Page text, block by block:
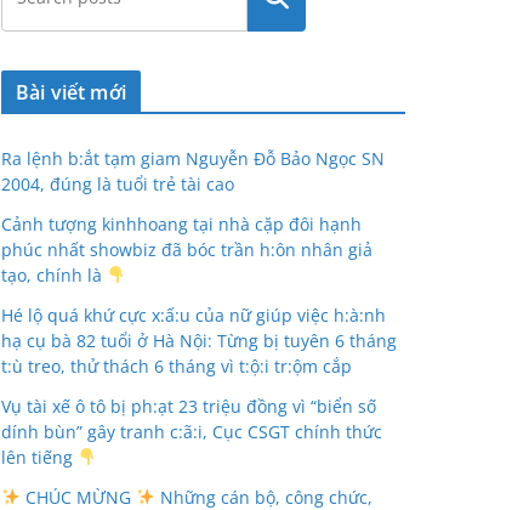
kiếm
Bài viết mới
Ra lệnh b:ắt tạm giam Nguyễn Đỗ Bảo Ngọc SN
2004, đúng là tuổi trẻ tài cao
Cảnh tượng kinhhoang tại nhà cặp đôi hạnh
phúc nhất showbiz đã bóc trần h:ôn nhân giả
tạo, chính là
Hé lộ quá khứ cực x:ấ:u của nữ giúp việc h:à:nh
hạ cụ bà 82 tuổi ở Hà Nội: Từng bị tuyên 6 tháng
t:ù treo, thử thách 6 tháng vì t:ộ:i tr:ộm cắp
Vụ tài xế ô tô bị ph:ạt 23 triệu đồng vì “biển số
dính bùn” gây tranh c:ã:i, Cục CSGT chính thức
lên tiếng
CHÚC MỪNG
Những cán bộ, công chức,